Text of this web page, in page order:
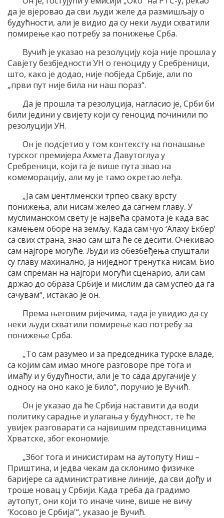
да је вјеровао да сви људи желе да размишљају о
будућности, али је видио да су неки људи схватили
помирење као потребу за понижење Срба.
Вучић је указао на резолуцију која није прошла у
Савјету безбједности УН о геноциду у Сребреници,
што, како је додао, није побједа Србије, али по
„први пут није била ни наш пораз“.
Да је прошла та резолуција, нагласио је, Срби би
били једини у свијету који су геноцид починили по
резолуцији УН.
Он је подсјетио у том контексту на понашање
турског премијера Ахмета Давутоглуа у
Сребреници, који га је више пута звао на
комеморацију, али му је тамо окретао леђа.
„Ја сам џентлменски трпео сваку врсту
понижења, али нисам желео да сагнем главу. У
муслиманском свету је највећа срамота је када вас
камењем оборе на земљу. Када сам чуо ‘Алаху Екбер’
са свих страна, знао сам шта ће се десити. Очекивао
сам најгоре могуће. Људи из обезбеђења спуштали
су главу махинално, ја ниједног тренутка нисам. Био
сам спреман на најгори могући сценарио, али сам
држао до образа Србије и мислим да сам успео да га
сачувам“, истакао је он.
Према његовим ријечима, тада је увидио да су
неки људи схватили помирење као потребу за
понижење Срба.
„То сам разумео и за председника турске владе,
са којим сам имао многе разговоре пре тога и
имаћу и у будућности, али је то сада другачије у
односу на оно како је било“, поручио је Вучић.
Он је указао да ће Србија наставити да води
политику сарадње и улагања у будућност, те ће
увијек разговарати са највишим представницима
Хрватске, због економије.
„Због тога и инисистирам на аутопуту Ниш –
Приштина, и једва чекам да склонимо физичке
баријере са административне линије, да сви дођу и
троше новац у Србији. Када треба да градимо
аутопут, они који то иначе чине, више не вичу
‘Косово је Србија'“, указао је Вучић.